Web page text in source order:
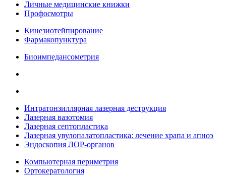
Личные медицинские книжки
Профосмотры
Кинезиотейпирование
Фармакопунктура
Биоимпедансометрия
Интратонзиллярная лазерная деструкция
Лазерная вазотомия
Лазерная септопластика
Лазерная увулопалатопластика: лечение храпа и апноэ
Эндоскопия ЛОР-органов
Компьютерная периметрия
Ортокератология